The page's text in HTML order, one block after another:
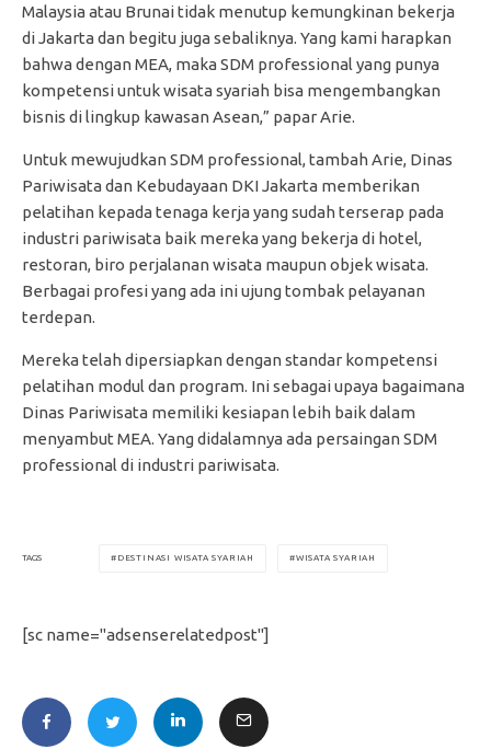
Malaysia atau Brunai tidak menutup kemungkinan bekerja
di Jakarta dan begitu juga sebaliknya. Yang kami harapkan
bahwa dengan MEA, maka SDM professional yang punya
kompetensi untuk wisata syariah bisa mengembangkan
bisnis di lingkup kawasan Asean,” papar Arie.
Untuk mewujudkan SDM professional, tambah Arie, Dinas
Pariwisata dan Kebudayaan DKI Jakarta memberikan
pelatihan kepada tenaga kerja yang sudah terserap pada
industri pariwisata baik mereka yang bekerja di hotel,
restoran, biro perjalanan wisata maupun objek wisata.
Berbagai profesi yang ada ini ujung tombak pelayanan
terdepan.
Mereka telah dipersiapkan dengan standar kompetensi
pelatihan modul dan program. Ini sebagai upaya bagaimana
Dinas Pariwisata memiliki kesiapan lebih baik dalam
menyambut MEA. Yang didalamnya ada persaingan SDM
professional di industri pariwisata.
TAGS DESTINASI WISATA SYARIAH WISATA SYARIAH
[sc name="adsenserelatedpost"]